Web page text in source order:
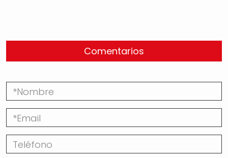
Comentarios